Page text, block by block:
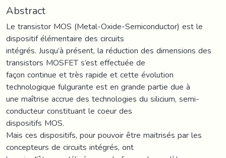
Abstract
Le transistor MOS (Metal-Oxide-Semiconductor) est le
dispositif élémentaire des circuits
intégrés. Jusqu’à présent, la réduction des dimensions des
transistors MOSFET s’est effectuée de
façon continue et très rapide et cette évolution
technologique fulgurante est en grande partie due à
une maîtrise accrue des technologies du silicium, semi-
conducteur constituant le coeur des
dispositifs MOS.
Mais ces dispositifs, pour pouvoir être maitrisés par les
concepteurs de circuits intégrés, ont